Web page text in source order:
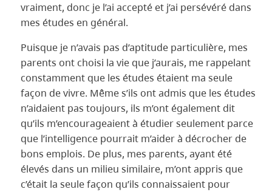
vraiment, donc je l’ai accepté et j’ai persévéré dans
mes études en général.
Puisque je n’avais pas d’aptitude particulière, mes
parents ont choisi la vie que j’aurais, me rappelant
constamment que les études étaient ma seule
façon de vivre. Même s’ils ont admis que les études
n’aidaient pas toujours, ils m’ont également dit
qu’ils m’encourageaient à étudier seulement parce
que l’intelligence pourrait m’aider à décrocher de
bons emplois. De plus, mes parents, ayant été
élevés dans un milieu similaire, m’ont appris que
c’était la seule façon qu’ils connaissaient pour